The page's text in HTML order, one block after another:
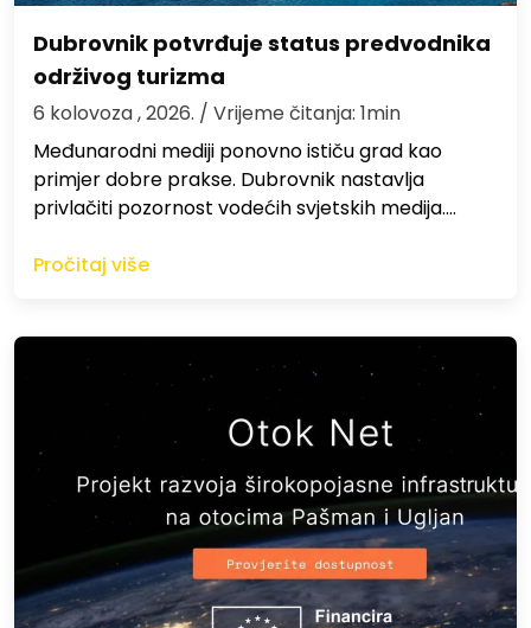
Dubrovnik potvrđuje status predvodnika
održivog turizma
6 kolovoza , 2026. / Vrijeme čitanja: 1min
Međunarodni mediji ponovno ističu grad kao
primjer dobre prakse. Dubrovnik nastavlja
privlačiti pozornost vodećih svjetskih medija.…
Pročitaj više